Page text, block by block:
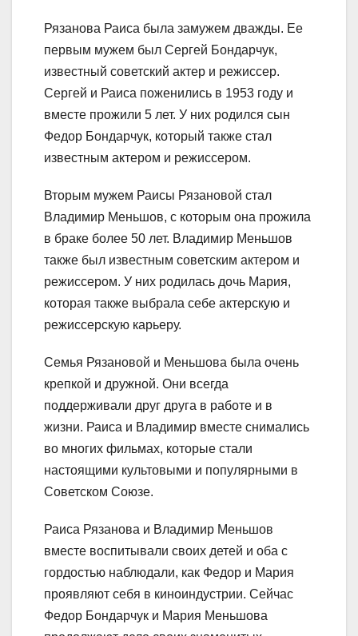
Рязанова Раиса была замужем дважды. Ее
первым мужем был Сергей Бондарчук,
известный советский актер и режиссер.
Сергей и Раиса поженились в 1953 году и
вместе прожили 5 лет. У них родился сын
Федор Бондарчук, который также стал
известным актером и режиссером.
Вторым мужем Раисы Рязановой стал
Владимир Меньшов, с которым она прожила
в браке более 50 лет. Владимир Меньшов
также был известным советским актером и
режиссером. У них родилась дочь Мария,
которая также выбрала себе актерскую и
режиссерскую карьеру.
Семья Рязановой и Меньшова была очень
крепкой и дружной. Они всегда
поддерживали друг друга в работе и в
жизни. Раиса и Владимир вместе снимались
во многих фильмах, которые стали
настоящими культовыми и популярными в
Советском Союзе.
Раиса Рязанова и Владимир Меньшов
вместе воспитывали своих детей и оба с
гордостью наблюдали, как Федор и Мария
проявляют себя в киноиндустрии. Сейчас
Федор Бондарчук и Мария Меньшова